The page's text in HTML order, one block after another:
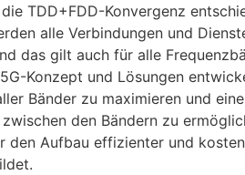
TDD+FDD-Konvergenz
alle Verbindungen und
das gilt auch für alle
Konzept und Lösungen
Bänder zu maximieren und
den Bändern zu
den Aufbau effizienter und